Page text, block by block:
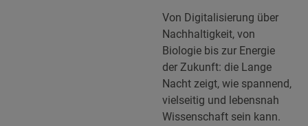
Von Digitalisierung über
Nachhaltigkeit, von
Biologie bis zur Energie
der Zukunft: die Lange
Nacht zeigt, wie spannend,
vielseitig und lebensnah
Wissenschaft sein kann.